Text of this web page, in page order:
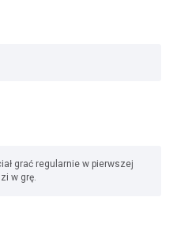
grać regularnie w pierwszej
w grę.